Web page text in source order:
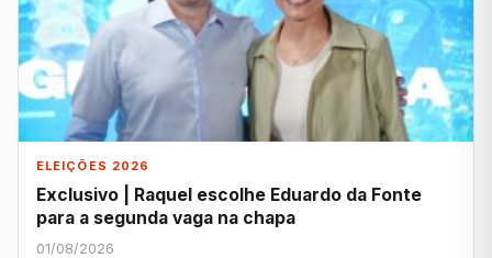
ELEIÇÕES 2026
Exclusivo | Raquel escolhe Eduardo da Fonte
para a segunda vaga na chapa
01/08/2026